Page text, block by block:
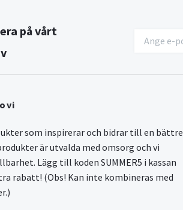
på vårt
som inspirerar och bidrar till en bättre
är utvalda med omsorg och vi
Lägg till koden SUMMER5 i kassan
rabatt! (Obs! Kan inte kombineras med